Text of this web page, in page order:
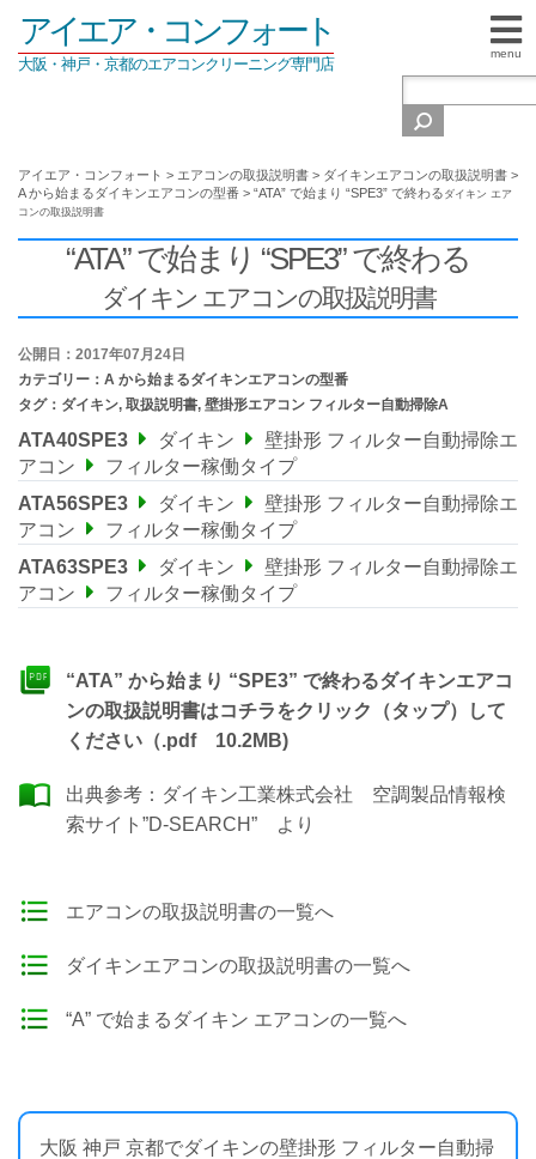
menu
アイエア・コンフォート
大阪・神戸・京都のエアコンクリーニング専門店
アイエア・コンフォート > エアコンの取扱説明書 > ダイキンエアコンの取扱説明書 >
A から始まるダイキンエアコンの型番 > “ATA” で始まり “SPE3” で終わる ダイキン エア
コンの取扱説明書
“ATA” で始まり “SPE3” で終わる
ダイキン エアコンの取扱説明書
公開日：2017年07月24日
カテゴリー： A から始まるダイキンエアコンの型番
タグ： ダイキン, 取扱説明書, 壁掛形エアコン フィルター自動掃除A
ATA40SPE3 ダイキン
壁掛形 フィルター自動掃除エ
アコン
フィルター稼働タイプ
ATA56SPE3
ダイキン
壁掛形 フィルター自動掃除エ
アコン
フィルター稼働タイプ
ATA63SPE3
ダイキン
壁掛形 フィルター自動掃除エ
アコン
フィルター稼働タイプ
“ATA” から始まり “SPE3” で終わるダイキンエアコ
ンの取扱説明書はコチラをクリック（タップ）して
ください（.pdf 10.2MB)
出典参考： ダイキン工業株式会社 空調製品情報検
索サイト”D-SEARCH” より
エアコンの取扱説明書の一覧へ
ダイキンエアコンの取扱説明書の一覧へ
“A” で始まるダイキン エアコンの一覧へ
大阪 神戸 京都でダイキンの壁掛形 フィルター自動掃